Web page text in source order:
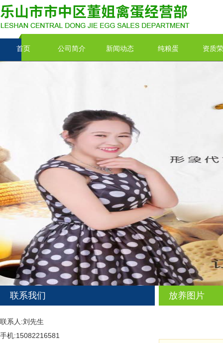
首页 公司简介 新闻动态 纯粮蛋 资质
联系我们
联系人:刘先生
手机:15082216581
放养图片